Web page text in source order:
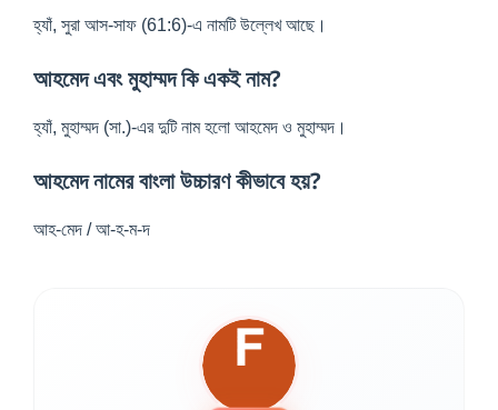
হ্যাঁ, সুরা আস-সাফ (61:6)-এ নামটি উল্লেখ আছে।
আহমেদ এবং মুহাম্মদ কি একই নাম?
হ্যাঁ, মুহাম্মদ (সা.)-এর দুটি নাম হলো আহমেদ ও মুহাম্মদ।
আহমেদ নামের বাংলা উচ্চারণ কীভাবে হয়?
আহ-মেদ / আ-হ-ম-দ